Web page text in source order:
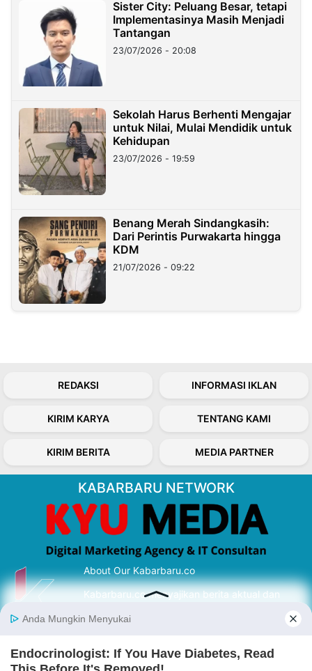
Sister City: Peluang Besar, tetapi
Implementasinya Masih Menjadi
Tantangan
23/07/2026 - 20:08
Sekolah Harus Berhenti Mengajar
untuk Nilai, Mulai Mendidik untuk
Kehidupan
23/07/2026 - 19:59
Benang Merah Sindangkasih:
Dari Perintis Purwakarta hingga
KDM
21/07/2026 - 09:22
REDAKSI INFORMASI IKLAN
KIRIM KARYA TENTANG KAMI
KIRIM BERITA MEDIA PARTNER
KABARBARU NETWORK
About Our Kabarbaru.co
Kabarbaru.co menyajikan berita aktual dan
serta terverifikasi dari sumber yang tepat.
Follow Kabarbaru